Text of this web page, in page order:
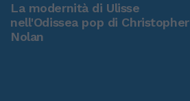
La modernità di Ulisse
nell'Odissea pop di Christopher
Nolan